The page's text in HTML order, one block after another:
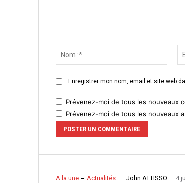
Enregistrer mon nom, email et site web
Prévenez-moi de tous les nouveaux
Prévenez-moi de tous les nouveaux
A la une Actualités John ATTISSO 4